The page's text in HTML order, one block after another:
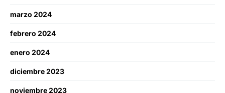
marzo 2024
febrero 2024
enero 2024
diciembre 2023
noviembre 2023